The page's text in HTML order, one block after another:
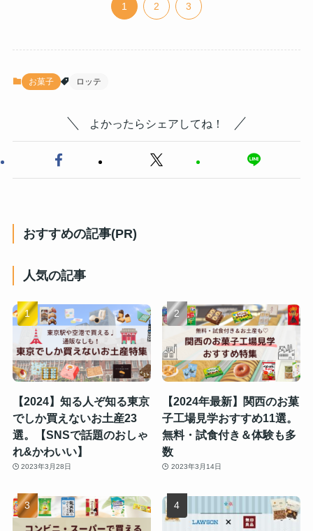
1 2 3
お菓子 ロッテ
よかったらシェアしてね！
おすすめの記事(PR)
人気の記事
【2024】知る人ぞ知る東京
でしか買えないお土産23
選。【SNSで話題のおしゃ
れ&かわいい】
2023年3月28日
【2024年最新】関西のお菓
子工場見学おすすめ11選。
無料・試食付き＆体験も多
数
2023年3月14日